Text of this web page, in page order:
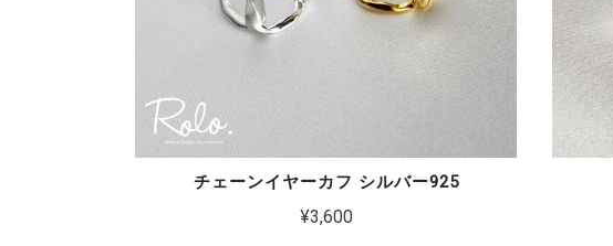
チェーンイヤーカフ シルバー925
¥3,600